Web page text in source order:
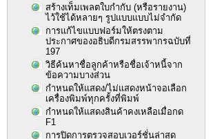
สร้างเท็มเพลตใบกำกับ (หรือรายงาน)
ไว้ใช้ได้หลายๆ รูปแบบแบบไม่จำกัด
การแก้ไขแบบฟอร์มให้ตรงตาม
ประกาศของอธิบดีกรมสรรพากรฉบับที่
197
วิธีค้นหาชื่อลูกค้าหรือชื่อเจ้าหนี้จาก
ข้อความบางส่วน
กำหนดให้แสดง/ไม่แสดงหน้าจอเลือก
เครื่องพิมพ์ทุกครั้งที่พิมพ์
กำหนดให้แสดงสินค้าคงเหลือเมื่อกด
F1
การปิดการตรวจสอบเวอร์ชั่นล่าสุด